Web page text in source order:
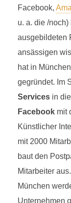
Facebook,
u. a. die /
ausgebildeten
ansässigen
hat in
gegründet. Im
Servicesin die
Facebookmit
Künstlicher
mit 2000
baut den
Mitarbeiter
München
Unternehmen